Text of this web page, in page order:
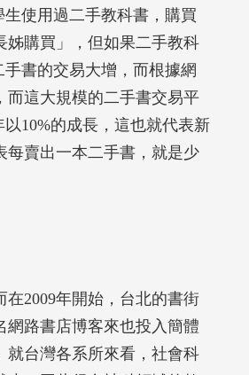
使用過二手教科書，購買
姊購買」，但如果二手教科
書的交易大增，而根據網
而這大規模的二手書交易平
10%的成長，這也就代表新
每賣出一本二手書，就是少
2009年開始，台北的書街
路書店博客來也投入簡體
就台灣各系所來看，社會科